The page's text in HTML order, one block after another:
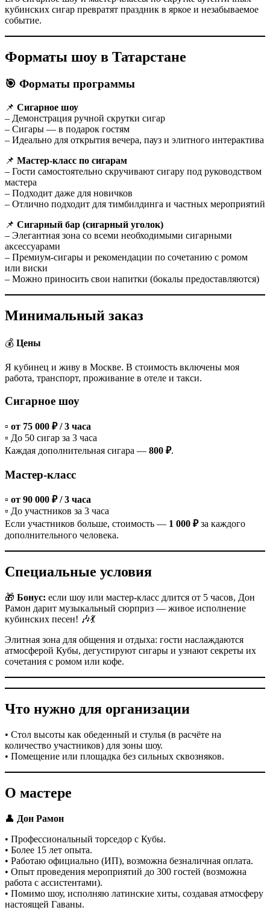
кубинских сигар превратят праздник в яркое и незабываемое
событие.
Форматы шоу в Татарстане
🎯 Форматы программы
📌 Сигарное шоу
– Демонстрация ручной скрутки сигар
– Сигары — в подарок гостям
– Идеально для открытия вечера, пауз и элитного интерактива
📌 Мастер-класс по сигарам
– Гости самостоятельно скручивают сигару под руководством
мастера
– Подходит даже для новичков
– Отлично подходит для тимбилдинга и частных мероприятий
📌 Сигарный бар (сигарный уголок)
– Элегантная зона со всеми необходимыми сигарными
аксессуарами
– Премиум-сигары и рекомендации по сочетанию с ромом
или виски
– Можно приносить свои напитки (бокалы предоставляются)
Минимальный заказ
💰 Цены
Я кубинец и живу в Москве. В стоимость включены моя
работа, транспорт, проживание в отеле и такси.
Сигарное шоу
▫️ от 75 000 ₽ / 3 часа
▫️ До 50 сигар за 3 часа
Каждая дополнительная сигара — 800 ₽.
Мастер-класс
▫️ от 90 000 ₽ / 3 часа
▫️ До участников за 3 часа
Если участников больше, стоимость — 1 000 ₽за каждого
дополнительного человека.
Специальные условия
🎁 Бонус: если шоу или мастер-класс длится от 5 часов, Дон
Рамон дарит музыкальный сюрприз — живое исполнение
кубинских песен! 🎶💃
Элитная зона для общения и отдыха: гости наслаждаются
атмосферой Кубы, дегустируют сигары и узнают секреты их
сочетания с ромом или кофе.
Что нужно для организации
• Стол высоты как обеденный и стулья (в расчёте на
количество участников) для зоны шоу.
• Помещение или площадка без сильных сквозняков.
О мастере
👤 Дон Рамон
• Профессиональный торседор с Кубы.
• Более 15 лет опыта.
• Работаю официально (ИП), возможна безналичная оплата.
• Опыт проведения мероприятий до 300 гостей (возможна
работа с ассистентами).
• Помимо шоу, исполняю латинские хиты, создавая атмосферу
настоящей Гаваны.